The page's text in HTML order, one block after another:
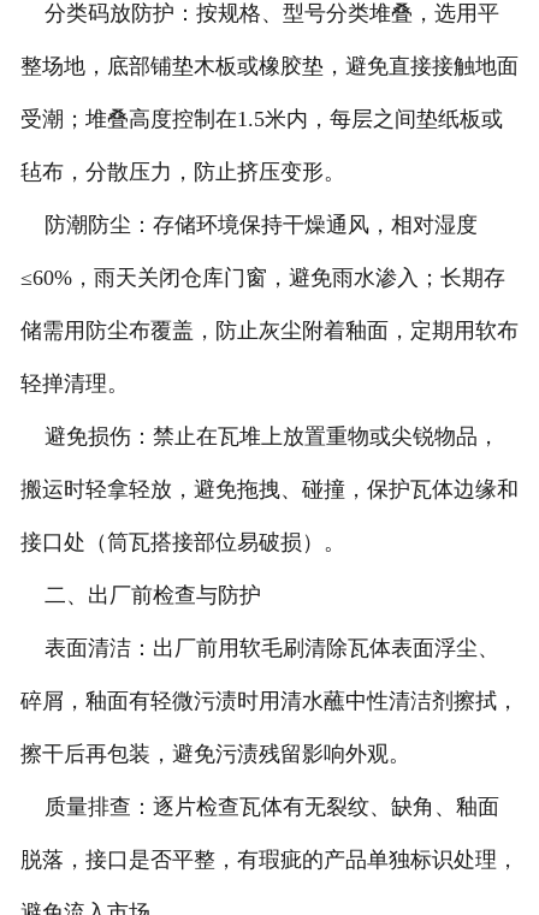
联系我们
分类码放防护：按规格、型号分类堆叠，选用平
整场地，底部铺垫木板或橡胶垫，避免直接接触地面
受潮；堆叠高度控制在1.5米内，每层之间垫纸板或
毡布，分散压力，防止挤压变形。
防潮防尘：存储环境保持干燥通风，相对湿度
≤60%，雨天关闭仓库门窗，避免雨水渗入；长期存
储需用防尘布覆盖，防止灰尘附着釉面，定期用软布
轻掸清理。
避免损伤：禁止在瓦堆上放置重物或尖锐物品，
搬运时轻拿轻放，避免拖拽、碰撞，保护瓦体边缘和
接口处（筒瓦搭接部位易破损）。
二、出厂前检查与防护
表面清洁：出厂前用软毛刷清除瓦体表面浮尘、
碎屑，釉面有轻微污渍时用清水蘸中性清洁剂擦拭，
擦干后再包装，避免污渍残留影响外观。
质量排查：逐片检查瓦体有无裂纹、缺角、釉面
脱落，接口是否平整，有瑕疵的产品单独标识处理，